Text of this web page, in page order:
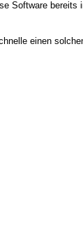
Software bereits
einen solchen